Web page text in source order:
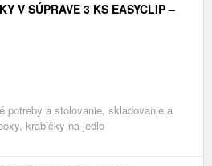
V SÚPRAVE 3 KS EASYCLIP –
potreby a stolovanie, skladovanie a
krabičky na jedlo